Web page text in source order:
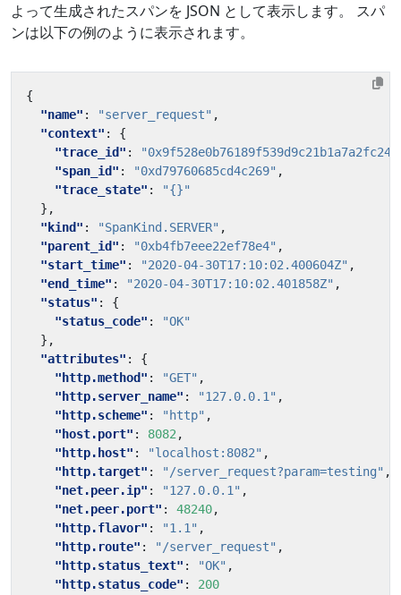
よって生成されたスパンを JSON として表示します。 スパ
ンは以下の例のように表示されます。
{
"name" : "server_request" ,
"context" :
{
"trace_id" : "0x9f528e0b76189f539d9c21b1a7a2fc24"
"span_id" : "0xd79760685cd4c269" ,
"trace_state" :
"{}"
},
"kind" : "SpanKind.SERVER" ,
"parent_id" : "0xb4fb7eee22ef78e4" ,
"start_time" : "2020-04-30T17:10:02.400604Z" ,
"end_time" : "2020-04-30T17:10:02.401858Z" ,
"status" :
{
"status_code" :
"OK"
},
"attributes" :
{
"http.method" : "GET" ,
"http.server_name" : "127.0.0.1" ,
"http.scheme" : "http" ,
"host.port" : 8082 ,
"http.host" : "localhost:8082" ,
"http.target" : "/server_request?param=testing" ,
"net.peer.ip" : "127.0.0.1" ,
"net.peer.port" : 48240,
"http.flavor" : "1.1" ,
"http.route" : "/server_request" ,
"http.status_text" : "OK" ,
"http.status_code" :
200